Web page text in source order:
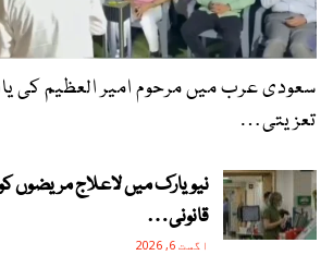
سعودی عرب میں مرحوم امیر العظیم کی
تعزیتی…
نیویارک میں لاعلاج مریضوں
قانونی…
اگست 6, 2026